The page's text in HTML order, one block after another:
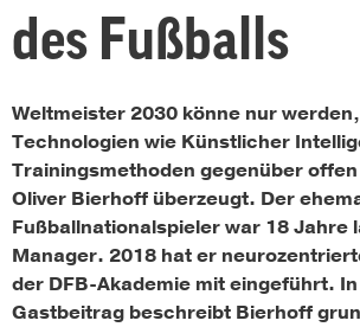
des Fußballs
Weltmeister 2030 könne nur
Technologien wie Künstlicher
Trainingsmethoden gegenüber
Oliver Bierhoff überzeugt. Der
Fußballnationalspieler war 18 Jahre
Manager. 2018 hat er
der DFB-Akademie mit eingeführt.
Gastbeitrag beschreibt Bierhoff